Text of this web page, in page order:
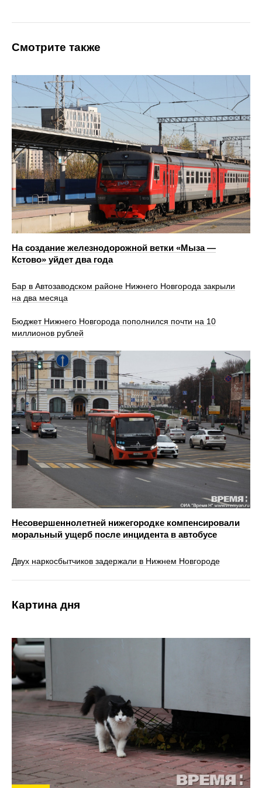
Смотрите также
На создание железнодорожной ветки «Мыза —
Кстово» уйдет два года
Бар в Автозаводском районе Нижнего Новгорода закрыли
на два месяца
Бюджет Нижнего Новгорода пополнился почти на 10
миллионов рублей
Несовершеннолетней нижегородке компенсировали
моральный ущерб после инцидента в автобусе
Двух наркосбытчиков задержали в Нижнем Новгороде
Картина дня